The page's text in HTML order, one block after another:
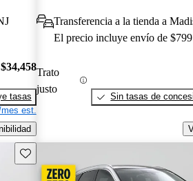
$34,458
tasas
est.
Transferencia a la tienda a
El precio incluye envío de $799
Trato
justo
Sin tasas de
Guarda este Aviso